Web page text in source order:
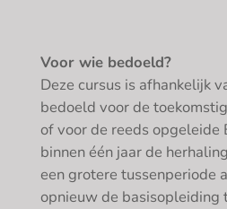
Voor wie bedoeld?
Deze cursus is afhankelijk
bedoeld voor de
of voor de reeds opgeleide
binnen één jaar de
een grotere tussenperiode
opnieuw de basisopleiding